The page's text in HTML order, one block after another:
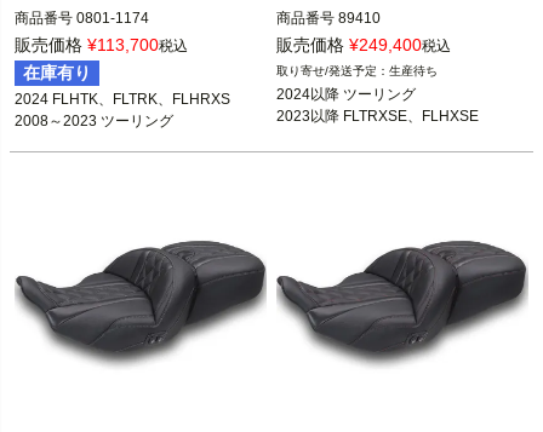
商品番号 0801-1174
M型番：SC80807DB
2024 FLHTK、FLTRK、FLHRXS
2008～2023 ツーリング
※トライクは不可
販売価格 ¥113,700税込
在庫有り
2024 FLHTK、FLTRK、FLHRXS
2008～2023 ツーリング
商品番号 89410
3OT：0801-2313
販売価格 ¥249,400税込
生産待ち
2024以降 ツーリング
2023以降 FLTRXSE、FLHXSE